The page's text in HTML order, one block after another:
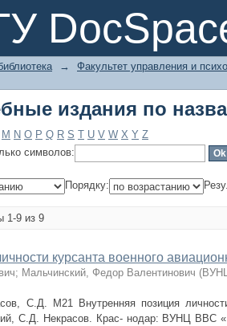
издания по
→
Факультет управления и
издания по
M N O P Q R S T U V W X Y Z
символов:
Порядку:
1-9 из 9
курсанта военного
; Мальчинский, Федор Валентинович (
С.Д. М21 Внутренняя позиция
С.Д. Некрасов. Крас- нодар: ВУНЦ ВВС